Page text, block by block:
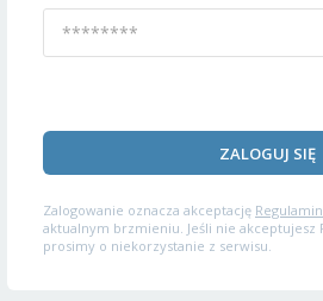
ZALOGUJ SIĘ
Zalogowanie oznacza akceptację
aktualnym brzmieniu. Jeśli nie akceptujesz
prosimy o niekorzystanie z serwisu.